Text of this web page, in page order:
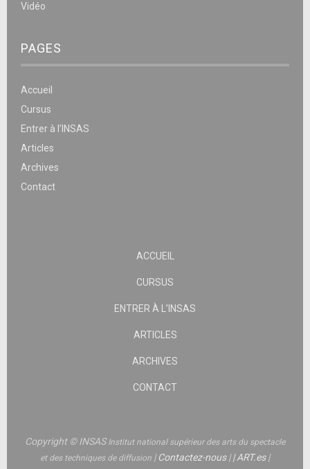
Vidéo
PAGES
Accueil
Cursus
Entrer à l’INSAS
Articles
Archives
Contact
ACCUEIL
CURSUS
ENTRER À L’INSAS
ARTICLES
ARCHIVES
CONTACT
Copyright © INSASInstitut national supérieur des arts du spectacle
et des techniques de diffusion |Contactez-nous||ART.es|